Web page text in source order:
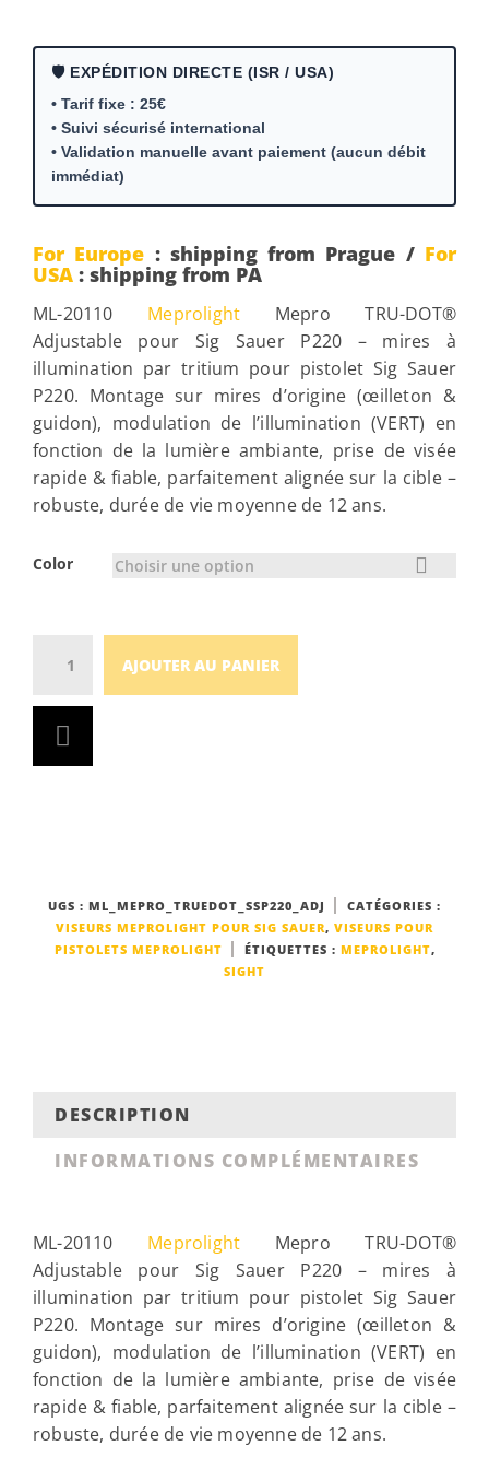
🛡️ EXPÉDITION DIRECTE (ISR / USA)
• Tarif fixe : 25€
• Suivi sécurisé international
• Validation manuelle avant paiement (aucun débit
immédiat)
For Europe : shipping from Prague / For
USA : shipping from PA
ML-20110 Meprolight Mepro TRU-DOT®
Adjustable pour Sig Sauer P220 – mires à
illumination par tritium pour pistolet Sig Sauer
P220. Montage sur mires d’origine (œilleton &
guidon), modulation de l’illumination (VERT) en
fonction de la lumière ambiante, prise de visée
rapide & fiable, parfaitement alignée sur la cible –
robuste, durée de vie moyenne de 12 ans.
Color Choisir une option
AJOUTER AU PANIER
UGS : ML_MEPRO_TRUEDOT_SSP220_ADJ
CATÉGORIES :
VISEURS MEPROLIGHT POUR SIG SAUER, VISEURS POUR
PISTOLETS MEPROLIGHT
ÉTIQUETTES : MEPROLIGHT,
SIGHT
DESCRIPTION
INFORMATIONS COMPLÉMENTAIRES
ML-20110 Meprolight Mepro TRU-DOT®
Adjustable pour Sig Sauer P220 – mires à
illumination par tritium pour pistolet Sig Sauer
P220. Montage sur mires d’origine (œilleton &
guidon), modulation de l’illumination (VERT) en
fonction de la lumière ambiante, prise de visée
rapide & fiable, parfaitement alignée sur la cible –
robuste, durée de vie moyenne de 12 ans.